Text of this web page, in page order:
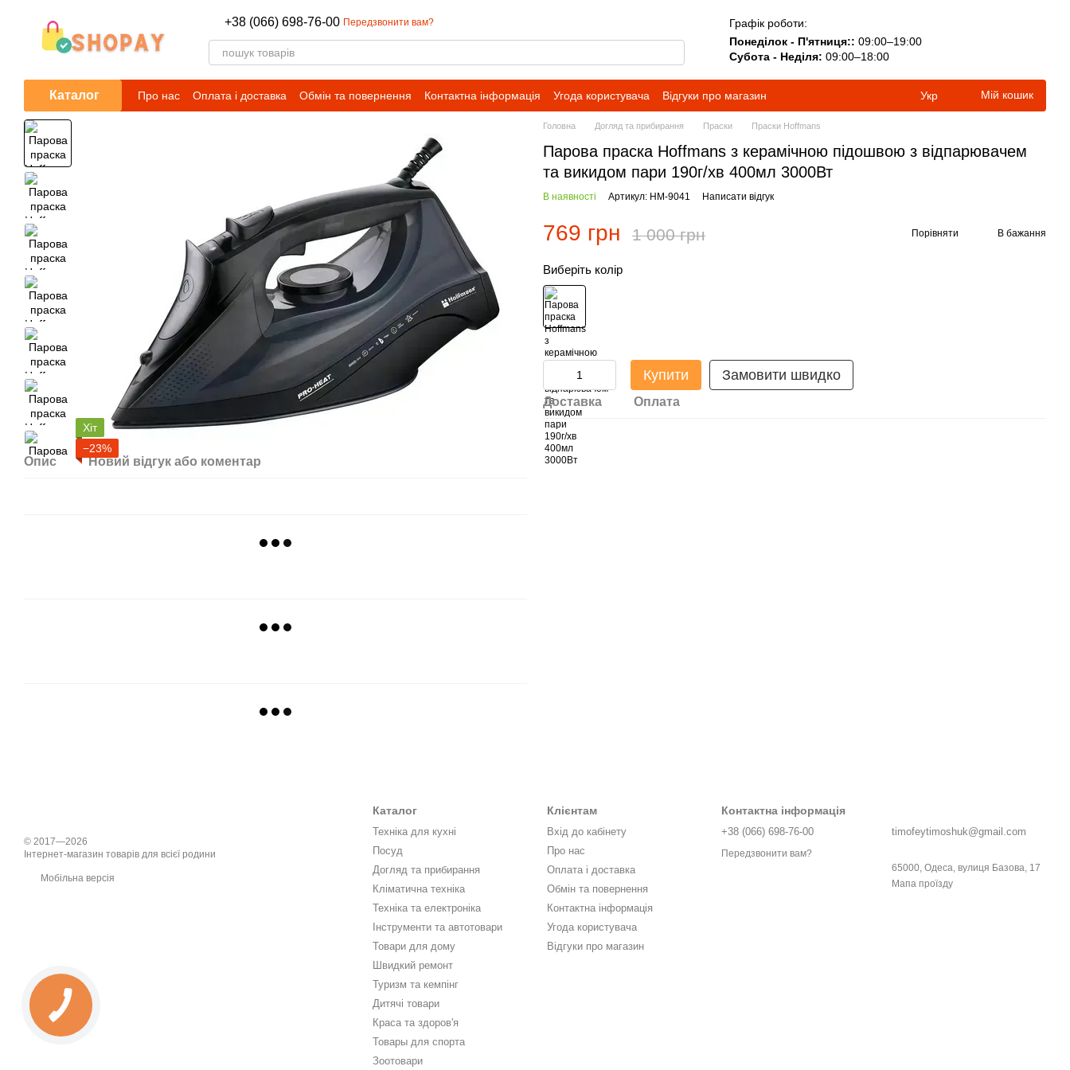
+38 (066) 698-76-00 Передзвонити вам?
Графік роботи:
Понеділок - П'ятниця:: 09:00–19:00
Субота - Неділя: 09:00–18:00
Каталог Про нас Оплата і доставка Обмін та повернення Контактна інформація Угода користувача Відгуки про магазин Укр Мій кошик
Хіт
−23%
Опис Новий відгук або коментар
Головна Догляд та прибирання Праски Праски Hoffmans
Парова праска Hoffmans з керамічною підошвою з відпарювачем
та викидом пари 190г/хв 400мл 3000Вт
В наявності Артикул: HM-9041 Написати відгук
769 грн 1 000 грн Порівняти В бажання
Виберіть колір
Купити Замовити швидко
Доставка Оплата
© 2017—2026
Інтернет-магазин товарів для всієї родини
Мобільна версія
Каталог
Техніка для кухні
Посуд
Догляд та прибирання
Кліматична техніка
Техніка та електроніка
Інструменти та автотовари
Товари для дому
Швидкий ремонт
Туризм та кемпінг
Дитячі товари
Краса та здоров'я
Товары для спорта
Зоотовари
Клієнтам
Вхід до кабінету
Про нас
Оплата і доставка
Обмін та повернення
Контактна інформація
Угода користувача
Відгуки про магазин
Контактна інформація
+38 (066) 698-76-00
Передзвонити вам?
timofeytimoshuk@gmail.com
65000, Одеса, вулиця Базова, 17
Мапа проїзду